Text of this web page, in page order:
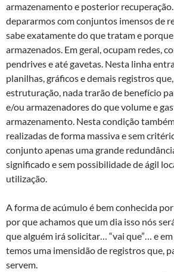
armazenamento e posterior
depararmos com conjuntos imensos de
sabe exatamente do que tratam e
armazenados. Em geral, ocupam redes,
pendrives e até gavetas. Nesta linha
planilhas, gráficos e demais registros
estruturação, nada trarão de benefício
e/ou armazenadores do que volume e
armazenamento. Nesta condição
realizadas de forma massiva e sem
conjunto apenas uma grande
significado e sem possibilidade de ágil
utilização.
A forma de acúmulo é bem conhecida
por que achamos que um dia isso nós
que alguém irá solicitar… “vai que”… e
temos uma imensidão de registros que,
servem.